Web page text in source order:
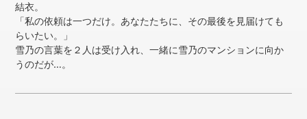
結衣。
「私の依頼は一つだけ。あなたたちに、その最後を見届けても
らいたい。」
雪乃の言葉を２人は受け入れ、一緒に雪乃のマンションに向か
うのだが…。